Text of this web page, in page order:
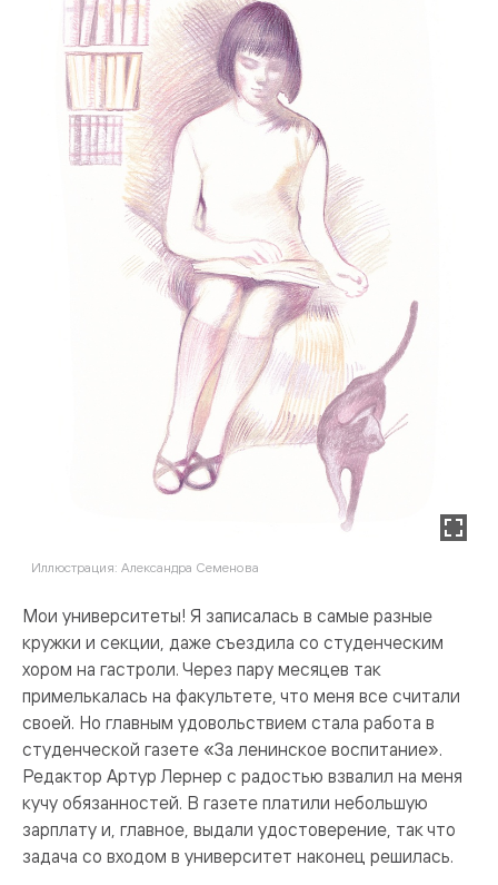
Иллюстрация: Александра Семенова
Мои университеты! Я записалась в самые разные
кружки и секции, даже съездила со студенческим
хором на гастроли. Через пару месяцев так
примелькалась на факультете, что меня все считали
своей. Но главным удовольствием стала работа в
студенческой газете «За ленинское воспитание».
Редактор Артур Лернер с радостью взвалил на меня
кучу обязанностей. В газете платили небольшую
зарплату и, главное, выдали удостоверение, так что
задача со входом в университет наконец решилась.